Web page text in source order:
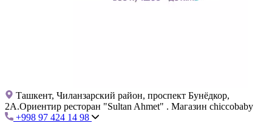
Ташкент, Чиланзарский район, проспект Бунёдкор,
2А.Ориентир ресторан "Sultan Ahmet" . Магазин chiccobaby
+998 97 424 14 98